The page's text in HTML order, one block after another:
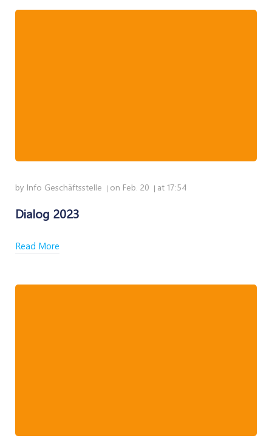
by Info Geschäftsstelle | on Feb. 20 | at 17:54
Dialog 2023
Read More